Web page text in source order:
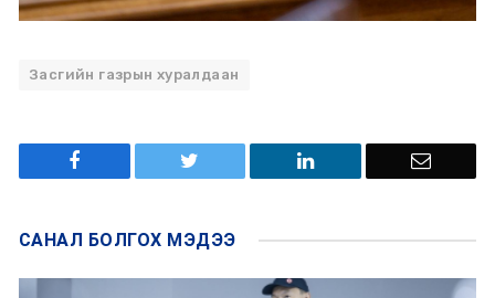
Засгийн газрын хуралдаан
САНАЛ БОЛГОХ МЭДЭЭ